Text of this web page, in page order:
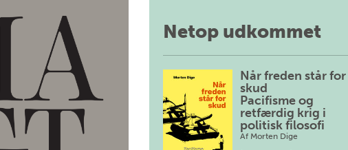
Netop udkommet
Når freden står for
skud
Pacifisme og
retfærdig krig i
politisk filosofi
Af Morten Dige